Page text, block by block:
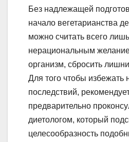
Без надлежащей
начало вегетарианства
можно считать всего
нерациональным
организм, сбросить
Для того чтобы избежать
последствий,
предварительно
диетологом, который
целесообразность